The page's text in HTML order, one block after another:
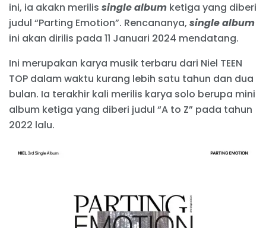
ini, ia akakn merilis single album ketiga yang diberi
judul “Parting Emotion”. Rencananya, single album
ini akan dirilis pada 11 Januari 2024 mendatang.
Ini merupakan karya musik terbaru dari Niel TEEN
TOP dalam waktu kurang lebih satu tahun dan dua
bulan. Ia terakhir kali merilis karya solo berupa mini
album ketiga yang diberi judul “A to Z” pada tahun
2022 lalu.